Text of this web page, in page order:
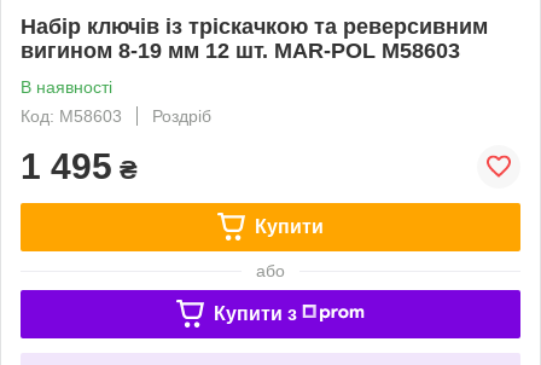
Набір ключів із тріскачкою та реверсивним
вигином 8-19 мм 12 шт. MAR-POL M58603
В наявності
Код: M58603
Роздріб
1 495 ₴
Купити
або
Купити з